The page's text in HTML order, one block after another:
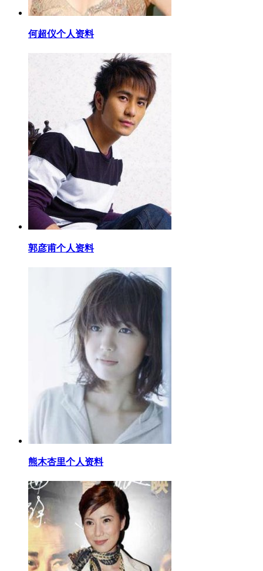
​何超仪个人资料
​郭彦甫个人资料
​熊木杏里个人资料